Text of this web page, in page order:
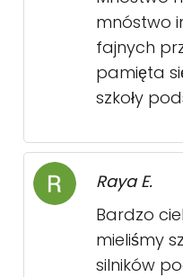
mnóstwo
fajnych
pamięta
szkoły
Raya E.
Bardzo
mieliśmy
silników